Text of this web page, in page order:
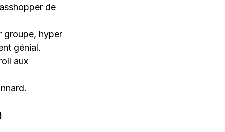
de
groupe, hyper
génial.
aux